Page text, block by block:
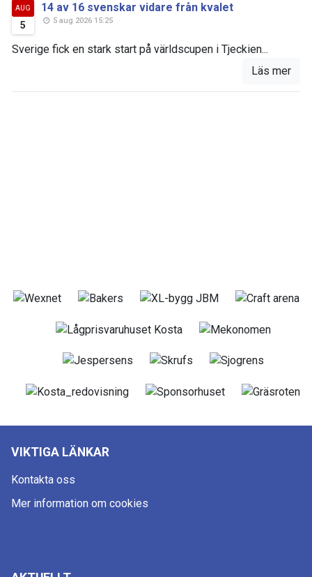
AUG
5
14 av 16 svenskar vidare från kvalet
5 aug 2026 15:25
Sverige fick en stark start på världscupen i Tjeckien...
Läs mer
VIKTIGA LÄNKAR
Kontakta oss
Mer information om cookies